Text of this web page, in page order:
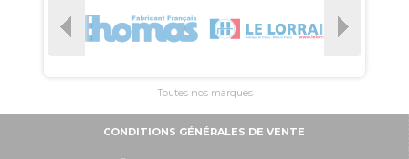
Toutes nos marques
CONDITIONS GÉNÉRALES DE VENTE